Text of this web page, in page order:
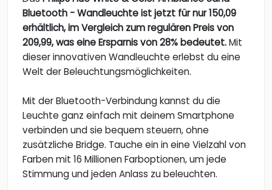
Bluetooth - Wandleuchte ist jetzt für nur 150,09
erhältlich, im Vergleich zum regulären Preis von
209,99, was eine Ersparnis von 28% bedeutet.Mit
dieser innovativen Wandleuchte erlebst du eine
Welt der Beleuchtungsmöglichkeiten.
Mit der Bluetooth-Verbindung kannst du die
Leuchte ganz einfach mit deinem Smartphone
verbinden und sie bequem steuern, ohne
zusätzliche Bridge. Tauche ein in eine Vielzahl von
Farben mit 16 Millionen Farboptionen, um jede
Stimmung und jeden Anlass zu beleuchten.